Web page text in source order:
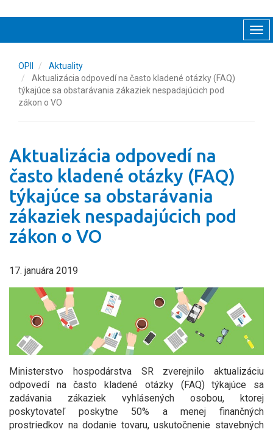
OPII
Aktuality
Aktualizácia odpovedí na často kladené otázky (FAQ)
týkajúce sa obstarávania zákaziek nespadajúcich pod
zákon o VO
Aktualizácia odpovedí na
často kladené otázky (FAQ)
týkajúce sa obstarávania
zákaziek nespadajúcich pod
zákon o VO
17. januára 2019
Ministerstvo hospodárstva SR zverejnilo aktualizáciu
odpovedí na často kladené otázky (FAQ) týkajúce sa
zadávania zákaziek vyhlásených osobou, ktorej
poskytovateľ poskytne 50% a menej finančných
prostriedkov na dodanie tovaru, uskutočnenie stavebných